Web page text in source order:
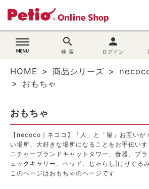
wovn-lang-name
search
検 索
person
ログイン
猫用品
ブランド別に探す
目的別に探す
HOME 商品シリーズ
おもちゃ
おもちゃ
【necoco｜ネココ】「人」と「猫」お互いが
い場所、大好きな場所になることをお手伝い
ニチャーブランド キャットタワー 、 食器、 ブラ
ュックキャリー 、 ベッド 、 じゃらし|けりぐる
このページはおもちゃのページです